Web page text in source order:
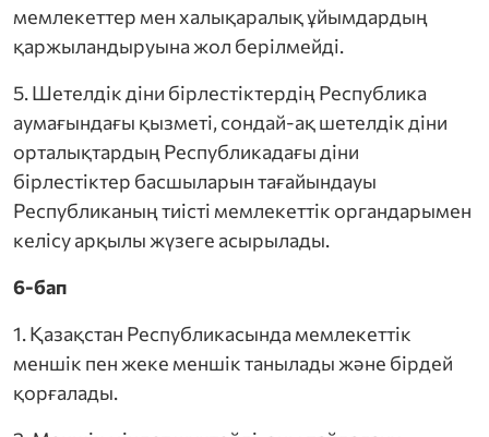
мемлекеттер мен халықаралық ұйымдардың
қаржыландыруына жол берілмейді.
5. Шетелдік діни бірлестіктердің Республика
аумағындағы қызметі, сондай-ақ шетелдік діни
орталықтардың Республикадағы діни
бірлестіктер басшыларын тағайындауы
Республиканың тиісті мемлекеттік органдарымен
келісу арқылы жүзеге асырылады.
6-бап
1. Қазақстан Республикасында мемлекеттік
меншік пен жеке меншік танылады және бірдей
қорғалады.